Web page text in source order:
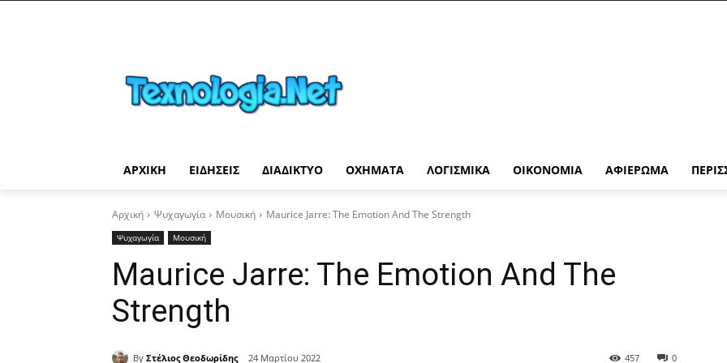
ΑΡΧΙΚΉ ΕΙΔΉΣΕΙΣ ΔΙΑΔΊΚΤΥΟ ΟΧΉΜΑΤΑ ΛΟΓΙΣΜΙΚΆ ΟΙΚΟΝΟΜΊΑ ΑΦΙΈΡΩΜΑ
Αρχική Ψυχαγωγία Μουσική Maurice Jarre: The Emotion And The Strength
Ψυχαγωγία Μουσική
Maurice Jarre: The Emotion And The
Strength
By Στέλιος Θεοδωρίδης 24 Μαρτίου 2022 0
457